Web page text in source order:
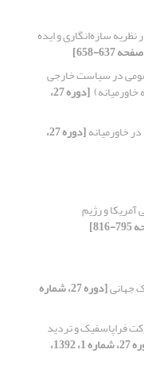
سازه‌انگاری و ‏ایده
در سیاست خارجی
[دوره 27،
خاورمیانه [دوره 27،
و رژیم
جهانی [دوره 27، شماره
فراپاسفیک و تردید
[دوره 27، شماره 1، 1392،